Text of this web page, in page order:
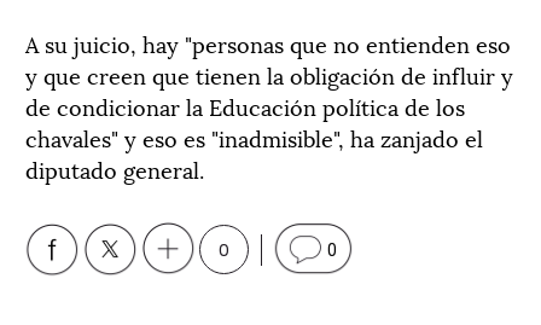
A su juicio, hay "personas que no entienden eso
y que creen que tienen la obligación de influir y
de condicionar la Educación política de los
chavales" y eso es "inadmisible", ha zanjado el
diputado general.
0 0